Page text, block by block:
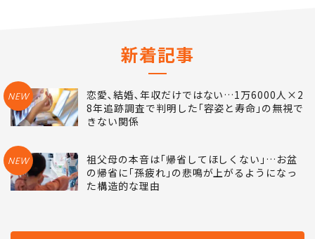
新着記事
NEW
恋愛､結婚､年収だけではない…1万6000人×2
8年追跡調査で判明した｢容姿と寿命｣の無視で
きない関係
NEW
祖父母の本音は｢帰省してほしくない｣…お盆
の帰省に｢孫疲れ｣の悲鳴が上がるようになっ
た構造的な理由